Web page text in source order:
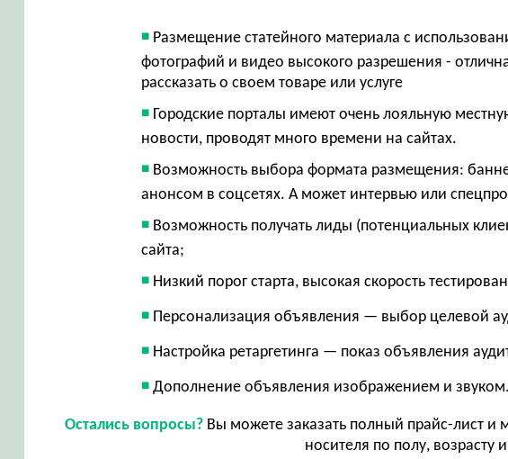
Размещение статейного материала с
фотографий и видео высокого разрешения -
рассказать о своем товаре или услуге
Городские порталы имеют очень лояльную
новости, проводят много времени на сайтах.
Возможность выбора формата размещения:
анонсом в соцсетях. А может интервью или
Возможность получать лиды (потенциальных
сайта;
Низкий порог старта, высокая скорость
Персонализация объявления — выбор целевой
Настройка ретаргетинга — показ объявления
Дополнение объявления изображением и звуком.
Остались вопросы? Вы можете заказать полный прайс-лист и
носителя по полу, возрасту